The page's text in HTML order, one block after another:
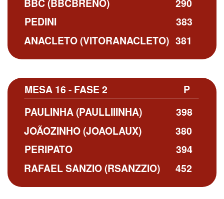
290
BBC (BBCBRENO)
383
381
PEDINI
ANACLETO (VITORANACLETO)
P
MESA 16 - FASE 2
398
380
PAULINHA (PAULLIIINHA)
JOÃOZINHO (JOAOLAUX)
394
452
PERIPATO
RAFAEL SANZIO (RSANZZIO)